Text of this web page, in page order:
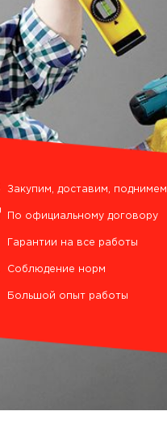
Закупим, доставим, поднимем
По официальному договору
Гарантии на все работы
Соблюдение норм
Большой опыт работы